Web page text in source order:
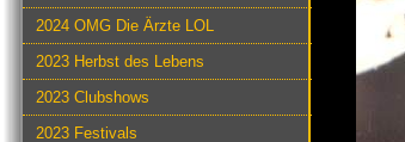
2024 OMG Die Ärzte LOL
2023 Herbst des Lebens
2023 Clubshows
2023 Festivals